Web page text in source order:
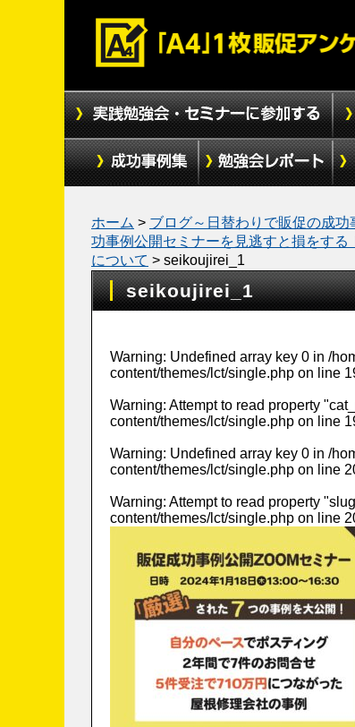
ホーム > ブログ～日替わりで販促の成
功事例公開セミナーを見逃すと損をす
について > seikoujirei_1
seikoujirei_1
Warning: Undefined array key 0 in /
content/themes/lct/single.php on line
Warning: Attempt to read property
content/themes/lct/single.php on line
Warning: Undefined array key 0 in /
content/themes/lct/single.php on line
Warning: Attempt to read property
content/themes/lct/single.php on line